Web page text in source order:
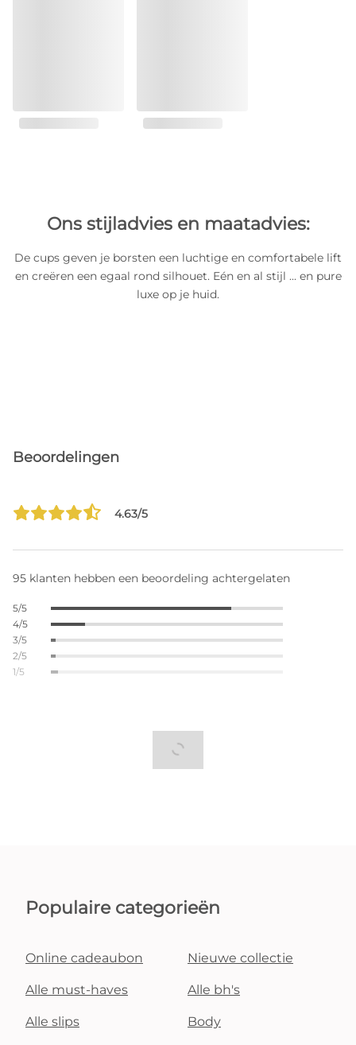
Ons stijladvies en maatadvies:
De cups geven je borsten een luchtige en comfortabele lift
en creëren een egaal rond silhouet. Eén en al stijl ... en pure
luxe op je huid.
Beoordelingen
4.63/5
95 klanten hebben een beoordeling achtergelaten
5/5
4/5
3/5
2/5
1/5
Populaire categorieën
Online cadeaubon Nieuwe collectie
Alle must-haves Alle bh's
Alle slips Body